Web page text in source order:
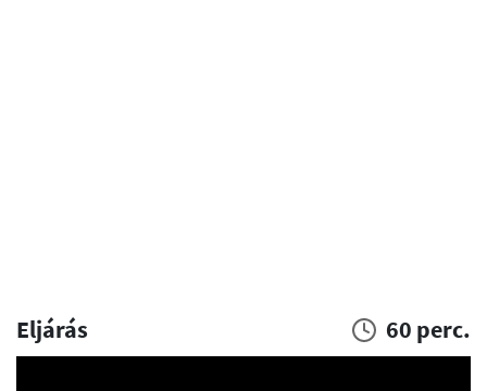
Eljárás 60 perc.